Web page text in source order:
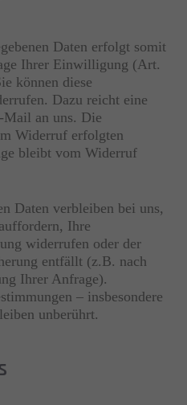
Daten erfolgt somit
Ihrer Einwilligung (Art.
können diese
Dazu reicht eine
an uns. Die
Widerruf erfolgten
bleibt vom Widerruf
Daten verbleiben bei uns,
Ihre
widerrufen oder der
entfällt (z.B. nach
Ihrer Anfrage).
– insbesondere
unberührt.